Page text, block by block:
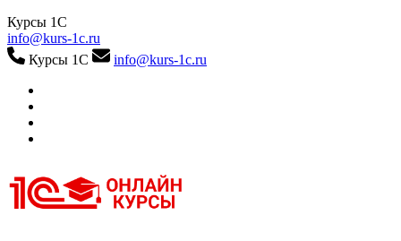
Курсы 1С
info@kurs-1c.ru
Курсы 1С
info@kurs-1c.ru